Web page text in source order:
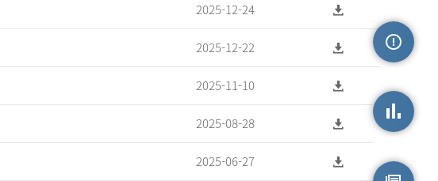
2025-12-24
2025-12-22
2025-11-10
2025-08-28
2025-06-27